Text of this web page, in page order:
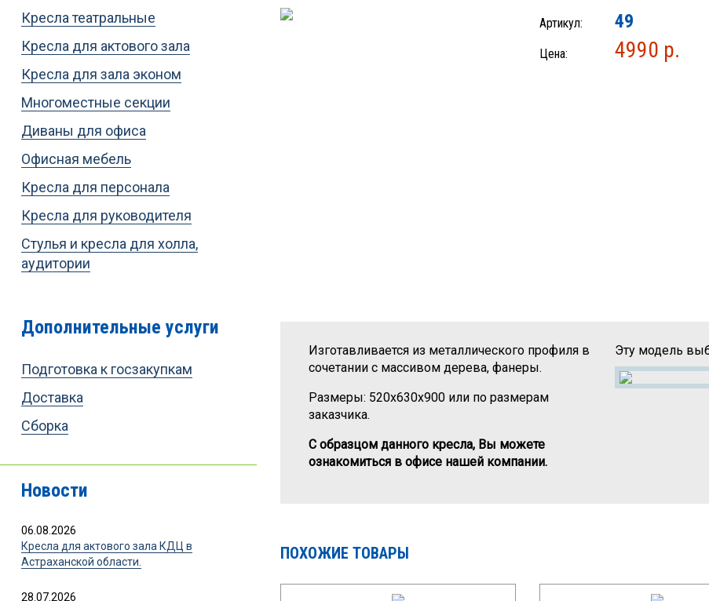
Кресла театральные
Кресла для актового зала
Кресла для зала эконом
Многоместные секции
Диваны для офиса
Офисная мебель
Кресла для персонала
Кресла для руководителя
Стулья и кресла для холла,
аудитории
Дополнительные услуги
Подготовка к госзакупкам
Доставка
Сборка
Новости
06.08.2026
Кресла для актового зала КДЦ в
Астраханской области.
28.07.2026
Артикул: 49
Цена: 4990 р.
Изготавливается из металлического профиля в
сочетании с массивом дерева, фанеры.
Размеры: 520х630х900 или по размерам
заказчика.
С образцом данного кресла, Вы можете
ознакомиться в офисе нашей компании.
Эту модель
ПОХОЖИЕ ТОВАРЫ